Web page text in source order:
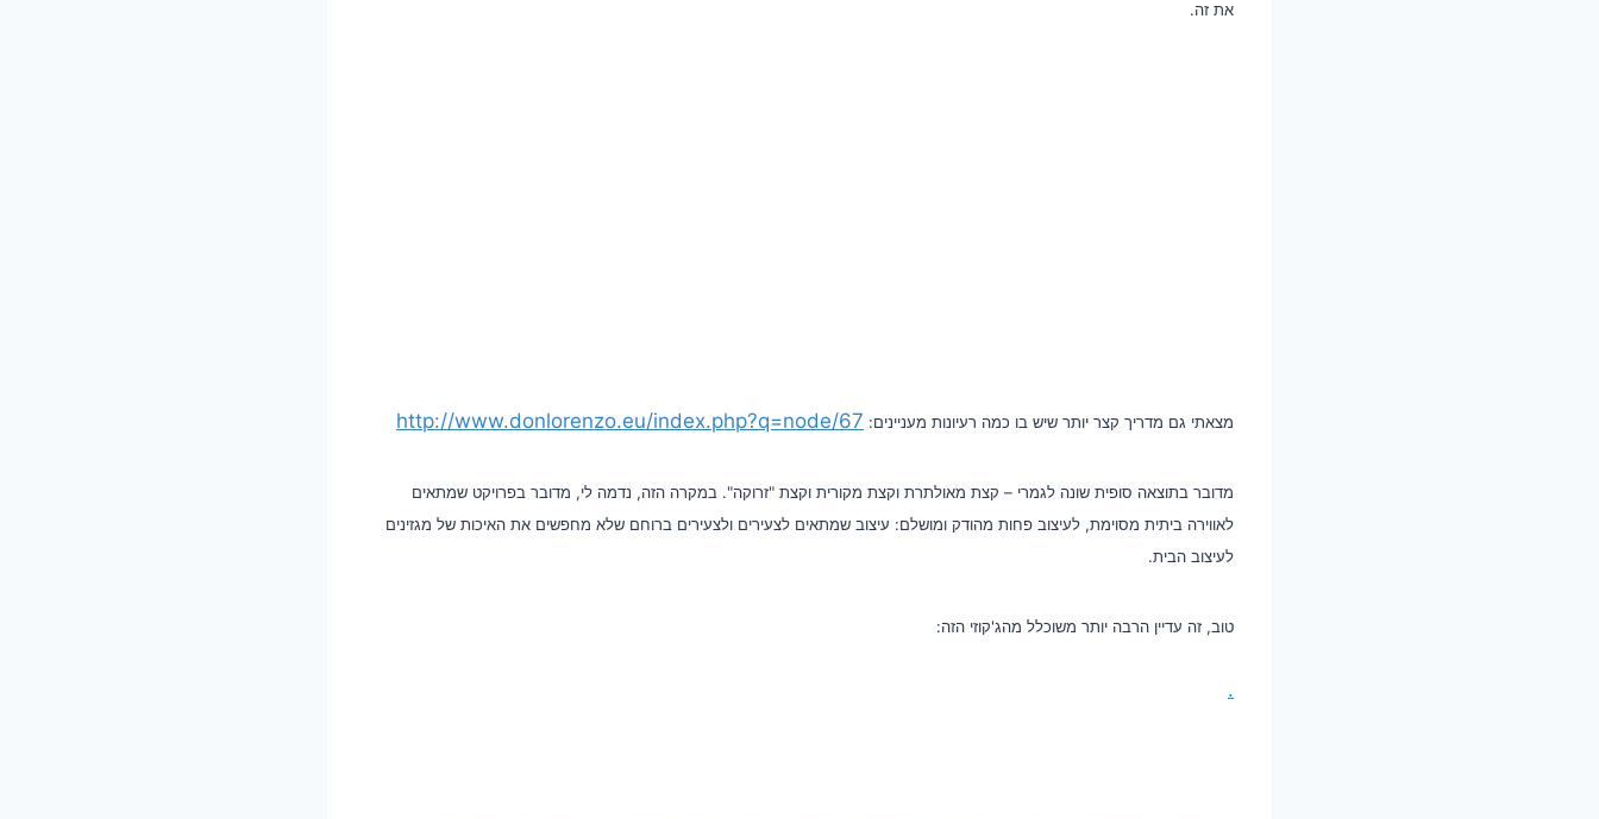
את זה.
מצאתי גם מדריך קצר יותר שיש בו כמה רעיונות מעניינים: http://www.donlorenzo.eu/index.php?q=node/67
מדובר בתוצאה סופית שונה לגמרי – קצת מאולתרת וקצת מקורית וקצת "זרוקה". במקרה הזה, נדמה לי, מדובר בפרויקט שמתאים
לאווירה ביתית מסוימת, לעיצוב פחות מהודק ומושלם: עיצוב שמתאים לצעירים ולצעירים ברוחם שלא מחפשים את האיכות של מגזינים
לעיצוב הבית.
טוב, זה עדיין הרבה יותר משוכלל מהג'קוזי הזה:
.